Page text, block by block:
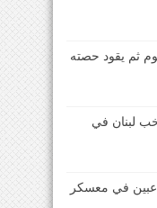
ثم يقود حصته
لبنان في
في معسكر